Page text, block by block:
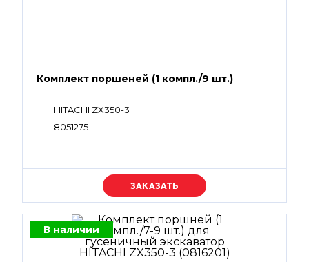
Комплект поршеней (1 компл./9 шт.)
HITACHI ZX350-3
8051275
Уточняйте цену
В наличии